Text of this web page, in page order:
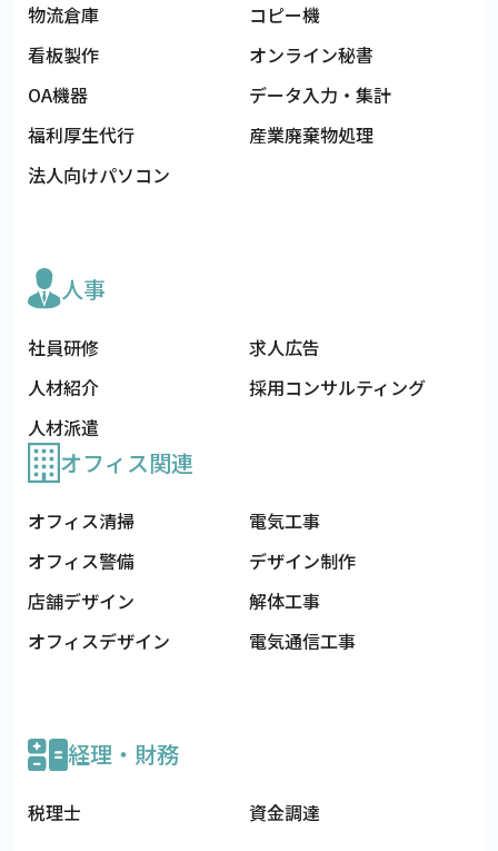
物流倉庫
コピー機
看板製作
オンライン秘書
OA機器
データ入力・集計
福利厚生代行
産業廃棄物処理
法人向けパソコン
人事
社員研修
求人広告
人材紹介
採用コンサルティング
人材派遣
オフィス関連
オフィス清掃
電気工事
オフィス警備
デザイン制作
店舗デザイン
解体工事
オフィスデザイン
電気通信工事
経理・財務
税理士 資金調達